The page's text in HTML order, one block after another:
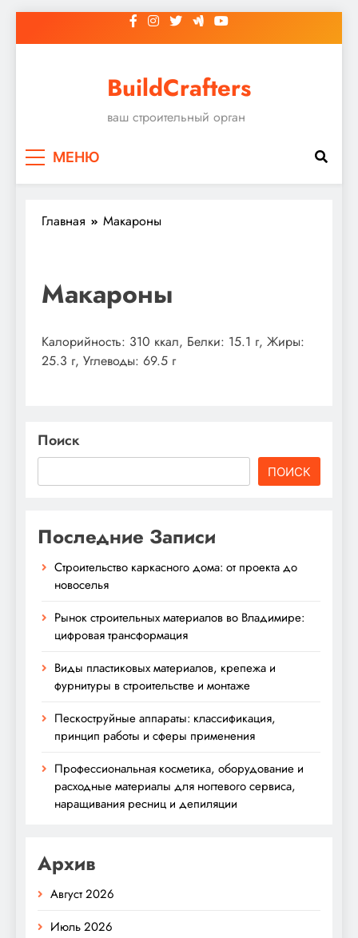
к
BuildCrafters
ваш строительный орган
МЕНЮ
Главная Макароны
Макароны
Калорийность: 310 ккал, Белки: 15.1 г, Жиры:
25.3 г, Углеводы: 69.5 г
Поиск
ПОИСК
Последние Записи
Строительство каркасного дома: от проекта до
новоселья
Рынок строительных материалов во Владимире:
цифровая трансформация
Виды пластиковых материалов, крепежа и
фурнитуры в строительстве и монтаже
Пескоструйные аппараты: классификация,
принцип работы и сферы применения
Профессиональная косметика, оборудование и
расходные материалы для ногтевого сервиса,
наращивания ресниц и депиляции
Архив
Август 2026
Июль 2026